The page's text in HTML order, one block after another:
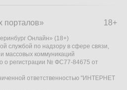
18+
порталов»
Онлайн» (18+)
службой по надзору в сфере связи,
массовых коммуникаций
о регистрации № ФС77-84675 от
ответственностью "ИНТЕРНЕТ